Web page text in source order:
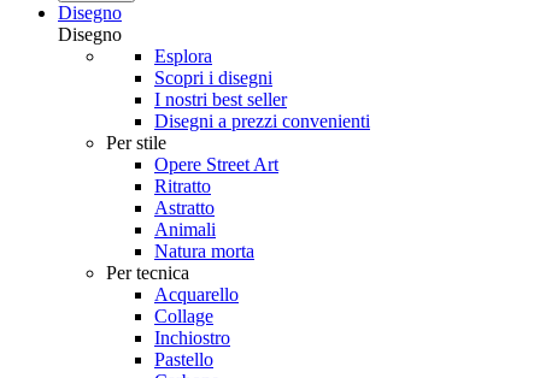
Disegno
Disegno
Esplora
Scopri i disegni
I nostri best seller
Disegni a prezzi convenienti
Per stile
Opere Street Art
Ritratto
Astratto
Animali
Natura morta
Per tecnica
Acquarello
Collage
Inchiostro
Pastello